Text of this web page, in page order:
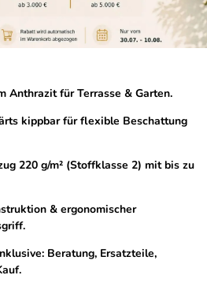
Anthrazit für Terrasse & Garten.
kippbar für flexible Beschattung
220 g/m² (Stoffklasse 2) mit bis zu
& ergonomischer
Beratung, Ersatzteile,